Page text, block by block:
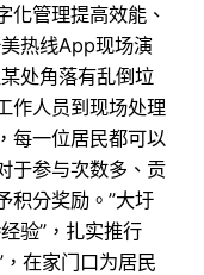
化管理提高效能、
热线App现场演
处角落有乱倒垃
作人员到现场处理
每一位居民都可以
于参与次数多、贡
积分奖励。”大圩
验”，扎实推行
，在家门口为居民